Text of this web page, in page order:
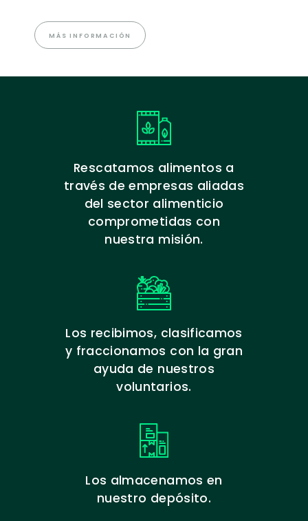
MÁS INFORMACIÓN
Rescatamos alimentos a
través de empresas aliadas
del sector alimenticio
comprometidas con
nuestra misión.
Los recibimos, clasificamos
y fraccionamos con la gran
ayuda de nuestros
voluntarios.
Los almacenamos en
nuestro depósito.